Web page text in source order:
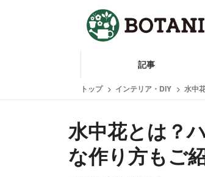
記事
トップ インテリア・DIY 水中
水中花とは？
な作り方もご